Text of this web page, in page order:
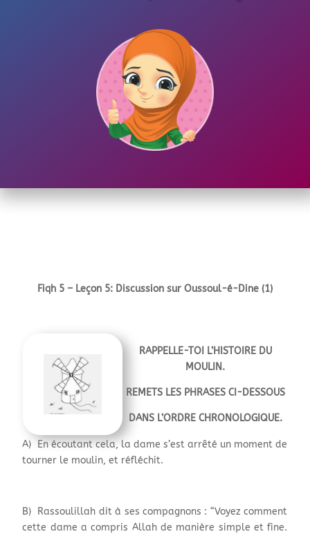
Fiqh 5 – Leçon 5: Discussion sur Oussoul-é-Dine (1)
RAPPELLE-TOI L’HISTOIRE DU
MOULIN.
REMETS LES PHRASES CI-DESSOUS
DANS L’ORDRE CHRONOLOGIQUE.
A) En écoutant cela, la dame s’est arrêté un moment de
tourner le moulin, et réfléchit.
B) Rassoulillah dit à ses compagnons : “Voyez comment
cette dame a compris Allah de manière simple et fine.